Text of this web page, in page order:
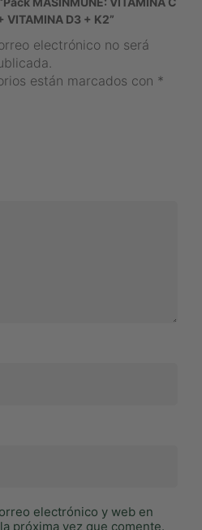
VITAMINA D3 + K2”
electrónico no será
están marcados con *
electrónico y web en
próxima vez que comente.